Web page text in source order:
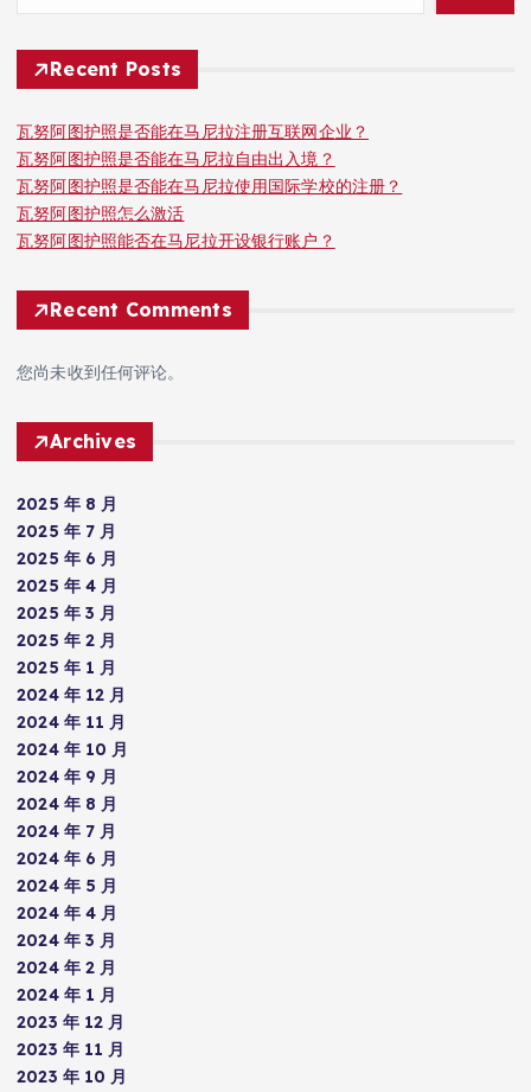
Recent Posts
瓦努阿图护照是否能在马尼拉注册互联网企业？
瓦努阿图护照是否能在马尼拉自由出入境？
瓦努阿图护照是否能在马尼拉使用国际学校的注册？
瓦努阿图护照怎么激活
瓦努阿图护照能否在马尼拉开设银行账户？
Recent Comments
您尚未收到任何评论。
Archives
2025 年 8 月
2025 年 7 月
2025 年 6 月
2025 年 4 月
2025 年 3 月
2025 年 2 月
2025 年 1 月
2024 年 12 月
2024 年 11 月
2024 年 10 月
2024 年 9 月
2024 年 8 月
2024 年 7 月
2024 年 6 月
2024 年 5 月
2024 年 4 月
2024 年 3 月
2024 年 2 月
2024 年 1 月
2023 年 12 月
2023 年 11 月
2023 年 10 月